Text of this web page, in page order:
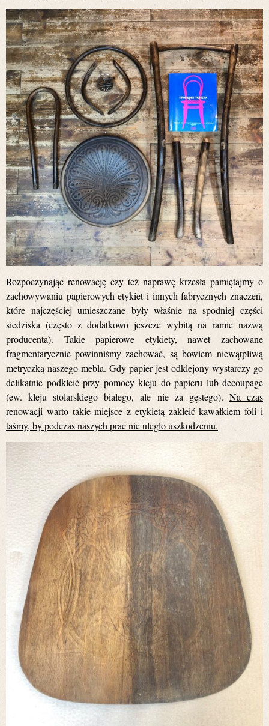
Rozpoczynając renowację czy też naprawę krzesła pamiętajmy o
zachowywaniu papierowych etykiet i innych fabrycznych znaczeń,
które najczęściej umieszczane były właśnie na spodniej części
siedziska (często z dodatkowo jeszcze wybitą na ramie nazwą
producenta). Takie papierowe etykiety, nawet zachowane
fragmentarycznie powinniśmy zachować, są bowiem niewątpliwą
metryczką naszego mebla. Gdy papier jest odklejony wystarczy go
delikatnie podkleić przy pomocy kleju do papieru lub decoupage
(ew. kleju stolarskiego białego, ale nie za gęstego). Na czas
renowacji warto takie miejsce z etykietą zakleić kawałkiem foli i
taśmy, by podczas naszych prac nie uległo uszkodzeniu.